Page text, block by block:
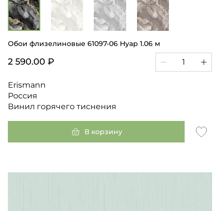
Обои флизелиновые 61097-06 Нуар 1.06 м
2 590.00 ₽
Erismann
Россия
Винил горячего тиснения
В корзину